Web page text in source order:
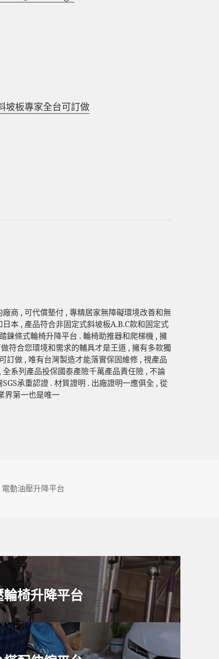
坡板專家全台可訂做
商 , 可代償墊付 , 專精居家無障礙環境改善和無
本 , 產品符合非固定式斜坡板A.B.C款和固定式
鍊條式輪椅升降平台 . 輪椅助推器和爬梯機 , 擁
符合您環境和需求的輔具才是王道 , 擁有多款獨
訂做 , 唯有台灣製造才能落實保固維修 , 視產品
系列產品投保國泰產險千萬產品責任險 , 不論
承重認證 . 材質證明 . 出廠證明一應俱全 , 從
界第一也是唯一
標
電動油壓升降平台
椅升降平台